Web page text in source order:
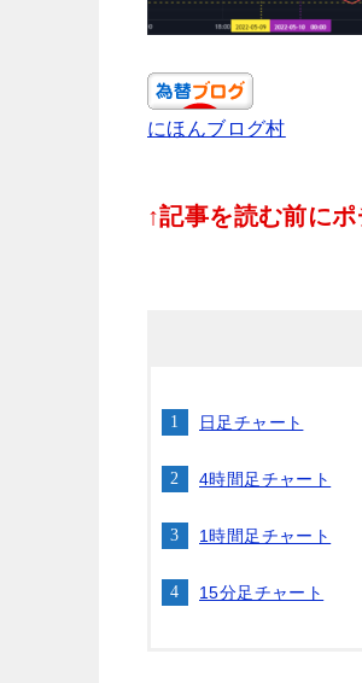
にほんブログ村
↑記事を読む前に
日足チャート
4時間足チャート
1時間足チャート
15分足チャート